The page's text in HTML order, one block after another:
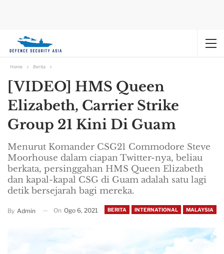
Home Berita
[VIDEO] HMS Queen
Elizabeth, Carrier Strike
Group 21 Kini Di Guam
Menurut Komander CSG21 Commodore Steve
Moorhouse dalam ciapan Twitter-nya, beliau
berkata, persinggahan HMS Queen Elizabeth
dan kapal-kapal CSG di Guam adalah satu lagi
detik bersejarah bagi mereka.
BERITA INTERNATIONAL MALAYSIA
By Admin On Ogo 6, 2021